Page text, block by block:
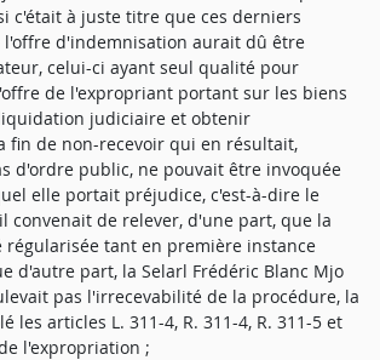
c'était à juste titre que ces derniers
d'indemnisation aurait dû être
celui-ci ayant seul qualité pour
de l'expropriant portant sur les biens
judiciaire et obtenir
fin de non-recevoir qui en résultait,
d'ordre public, ne pouvait être invoquée
elle portait préjudice, c'est-à-dire le
convenait de relever, d'une part, que la
régularisée tant en première instance
d'autre part, la Selarl Frédéric Blanc Mjo
pas l'irrecevabilité de la procédure, la
les articles L. 311-4, R. 311-4, R. 311-5 et
l'expropriation ;